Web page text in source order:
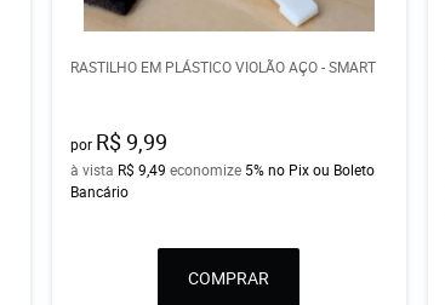
RASTILHO EM PLÁSTICO VIOLÃO AÇO - SMART
por R$ 9,99
à vista R$ 9,49 economize 5% no Pix ou Boleto
Bancário
COMPRAR